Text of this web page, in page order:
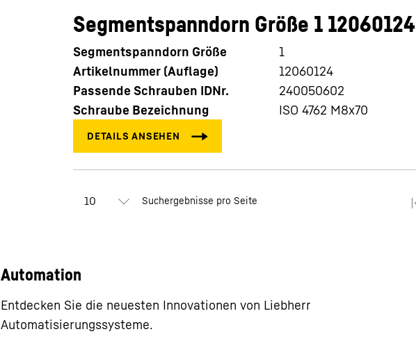
Segmentspanndorn Größe 1 12060124
Segmentspanndorn Größe
1
Artikelnummer (Auflage)
12060124
Passende Schrauben IDNr.
240050602
Schraube Bezeichnung
ISO 4762 M8x70
Suchergebnisse pro Seite
Automation
Entdecken Sie die neuesten Innovationen von Liebherr
Automatisierungssysteme.